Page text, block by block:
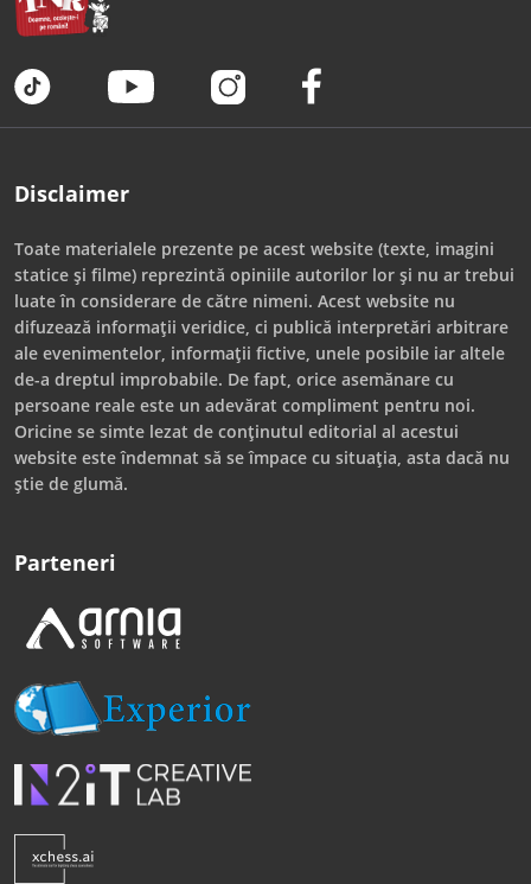
Disclaimer
Toate materialele prezente pe acest website (texte, imagini
statice și filme) reprezintă opiniile autorilor lor și nu ar trebui
luate în considerare de către nimeni. Acest website nu
difuzează informații veridice, ci publică interpretări arbitrare
ale evenimentelor, informații fictive, unele posibile iar altele
de-a dreptul improbabile. De fapt, orice asemănare cu
persoane reale este un adevărat compliment pentru noi.
Oricine se simte lezat de conținutul editorial al acestui
website este îndemnat să se împace cu situația, asta dacă nu
știe de glumă.
Parteneri